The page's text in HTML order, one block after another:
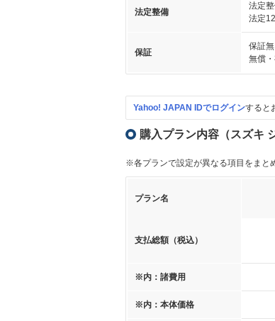
法定整備
法定
法定
保証
保証無
無償
Yahoo! JAPAN IDでログインすると
購入プラン内容（スズキ
※各プランで設定が異なる項目をまと
プラン名
支払総額（税込）
※内：諸費用
※内：本体価格